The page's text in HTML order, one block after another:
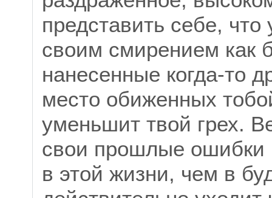
представить себе,
своим смирением как
нанесенные когда-то
место обиженных
уменьшит твой грех.
свои прошлые ошибки
в этой жизни, чем в